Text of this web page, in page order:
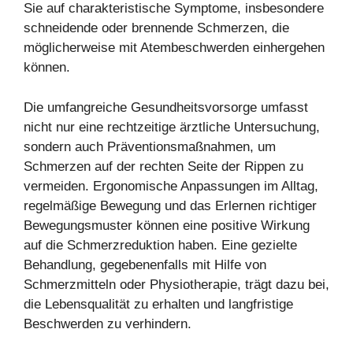
Sie auf charakteristische Symptome, insbesondere
schneidende oder brennende Schmerzen, die
möglicherweise mit Atembeschwerden einhergehen
können.
Die umfangreiche Gesundheitsvorsorge umfasst
nicht nur eine rechtzeitige ärztliche Untersuchung,
sondern auch Präventionsmaßnahmen, um
Schmerzen auf der rechten Seite der Rippen zu
vermeiden. Ergonomische Anpassungen im Alltag,
regelmäßige Bewegung und das Erlernen richtiger
Bewegungsmuster können eine positive Wirkung
auf die Schmerzreduktion haben. Eine gezielte
Behandlung, gegebenenfalls mit Hilfe von
Schmerzmitteln oder Physiotherapie, trägt dazu bei,
die Lebensqualität zu erhalten und langfristige
Beschwerden zu verhindern.